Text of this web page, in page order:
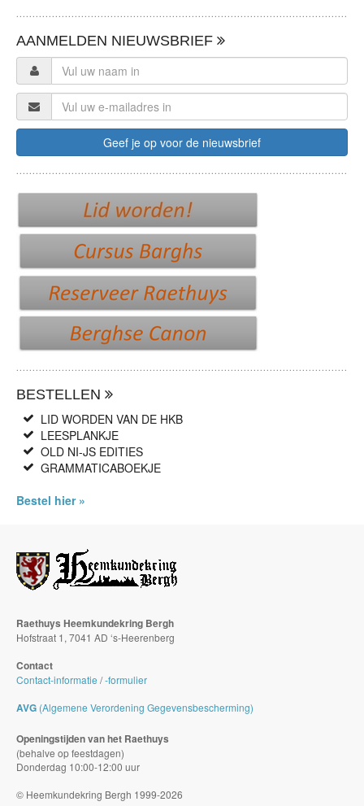
AANMELDEN NIEUWSBRIEF
BESTELLEN
LID WORDEN VAN DE HKB
LEESPLANKJE
OLD NI-JS EDITIES
GRAMMATICABOEKJE
Bestel hier »
Raethuys Heemkundekring Bergh
Hofstraat 1, 7041 AD ‘s-Heerenberg
Contact
Contact-informatie /-formulier
AVG (Algemene Verordening Gegevensbescherming)
Openingstijden van het Raethuys
(behalve op feestdagen)
Donderdag 10:00-12:00 uur
© Heemkundekring Bergh 1999-2026